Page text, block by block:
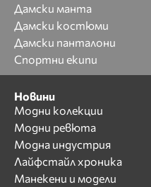
Дамски манта
Дамски костюми
Дамски панталони
Спортни екипи
Новини
Модни колекции
Модни ревюта
Модна индустрия
Лайфстайл хроника
Манекени и модели